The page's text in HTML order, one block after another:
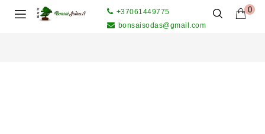
0
+37061449775
bonsaisodas@gmail.com